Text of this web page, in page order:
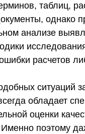
таблиц,
однако
анализе
расчетов
ситуаций
обладает
оценки
поэтому